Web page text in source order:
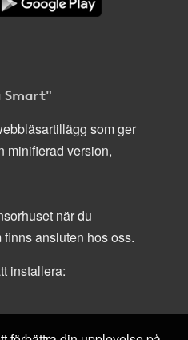
Smart"
som ger
minifierad version,
när du
ansluten hos oss.
installera: